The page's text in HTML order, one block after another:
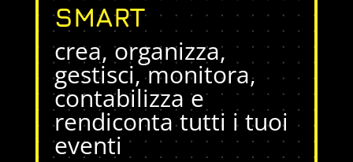
SMART
crea, organizza,
gestisci, monitora,
contabilizza e
rendiconta tutti i tuoi
eventi